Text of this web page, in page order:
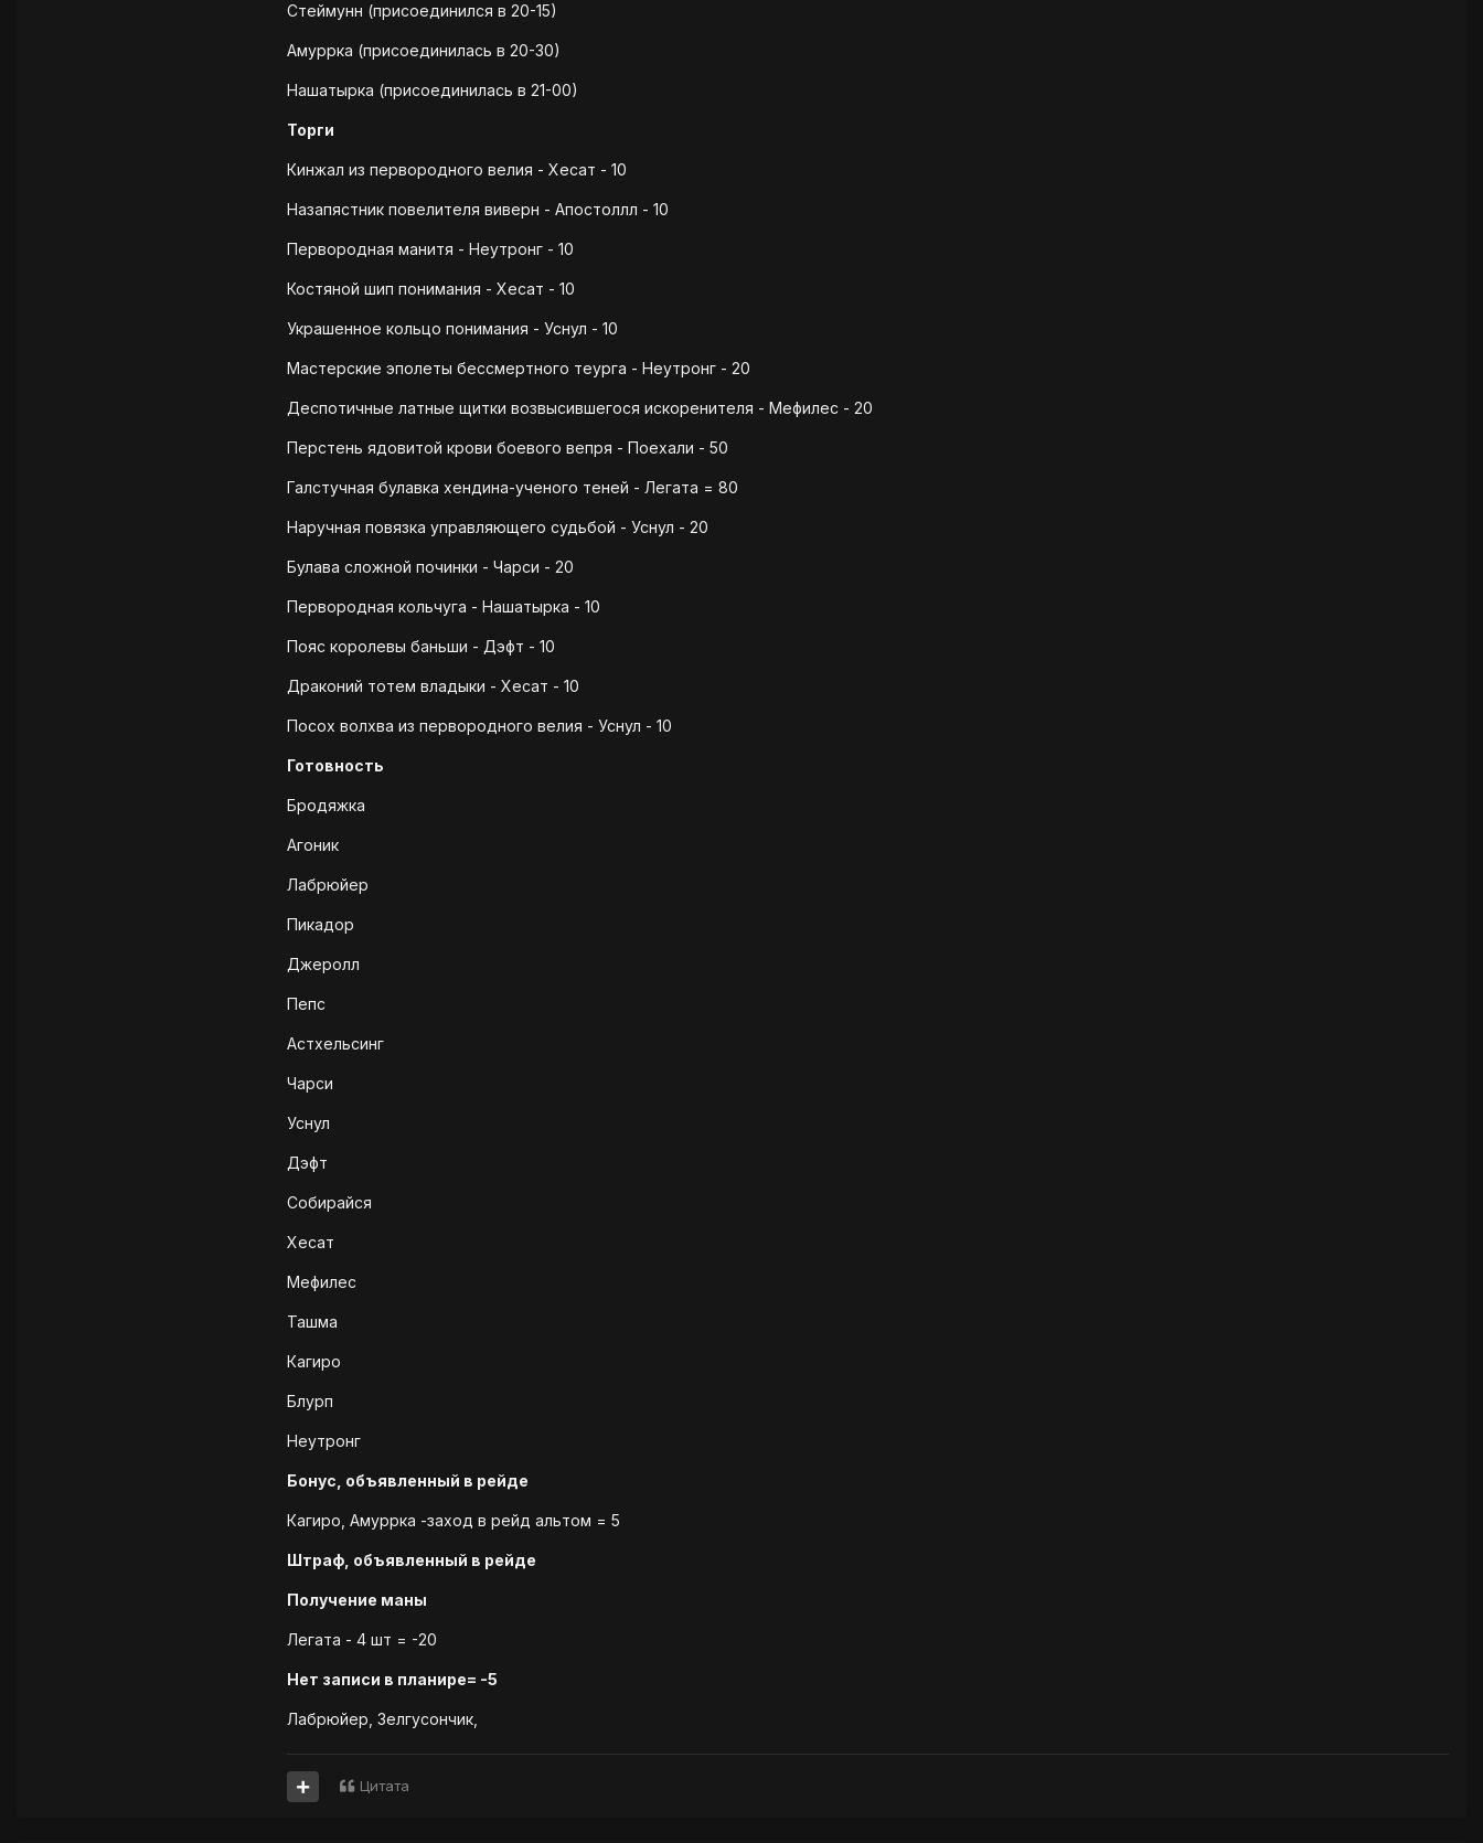
Стеймунн (присоединился в 20-15)
Амуррка (присоединилась в 20-30)
Нашатырка (присоединилась в 21-00)
Торги
Кинжал из первородного велия - Хесат - 10
Назапястник повелителя виверн - Апостоллл - 10
Первородная манитя - Неутронг - 10
Костяной шип понимания - Хесат - 10
Украшенное кольцо понимания - Уснул - 10
Мастерские эполеты бессмертного теурга - Неутронг - 20
Деспотичные латные щитки возвысившегося искоренителя - Мефилес - 20
Перстень ядовитой крови боевого вепря - Поехали - 50
Галстучная булавка хендина-ученого теней - Легата = 80
Наручная повязка управляющего судьбой - Уснул - 20
Булава сложной починки - Чарси - 20
Первородная кольчуга - Нашатырка - 10
Пояс королевы баньши - Дэфт - 10
Драконий тотем владыки - Хесат - 10
Посох волхва из первородного велия - Уснул - 10
Готовность
Бродяжка
Агоник
Лабрюйер
Пикадор
Джеролл
Пепс
Астхельсинг
Чарси
Уснул
Дэфт
Собирайся
Хесат
Мефилес
Ташма
Кагиро
Блурп
Неутронг
Бонус, объявленный в рейде
Кагиро, Амуррка -заход в рейд альтом = 5
Штраф, объявленный в рейде
Получение маны
Легата - 4 шт = -20
Нет записи в планире= -5
Лабрюйер, Зелгусончик,
Цитата